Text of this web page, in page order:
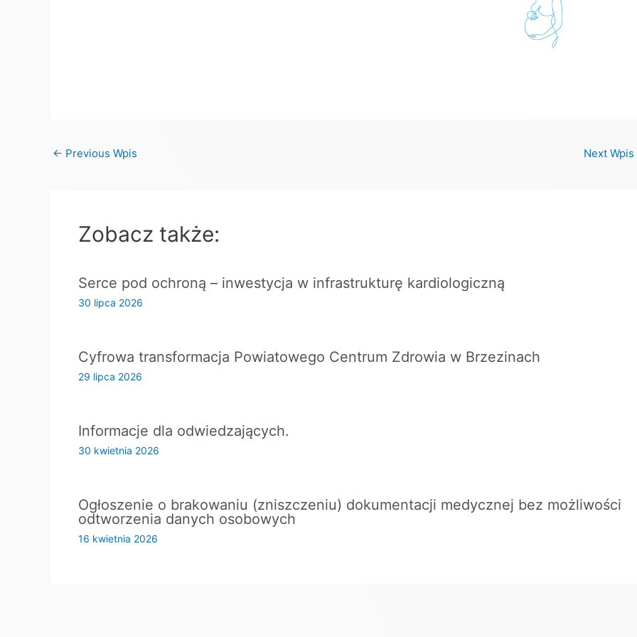
← Previous Wpis Next Wpis
Zobacz także:
Serce pod ochroną – inwestycja w infrastrukturę kardiologiczną
30 lipca 2026
Cyfrowa transformacja Powiatowego Centrum Zdrowia w Brzezinach
29 lipca 2026
Informacje dla odwiedzających.
30 kwietnia 2026
Ogłoszenie o brakowaniu (zniszczeniu) dokumentacji medycznej bez możliwości
odtworzenia danych osobowych
16 kwietnia 2026